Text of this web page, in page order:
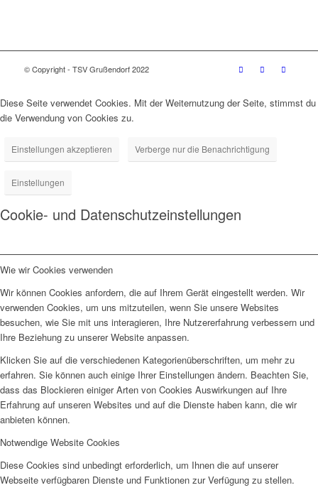
© Copyright - TSV Grußendorf 2022
Diese Seite verwendet Cookies. Mit der Weiternutzung der Seite, stimmst du
die Verwendung von Cookies zu.
Einstellungen akzeptieren Verberge nur die Benachrichtigung
Einstellungen
Cookie- und Datenschutzeinstellungen
Wie wir Cookies verwenden
Wir können Cookies anfordern, die auf Ihrem Gerät eingestellt werden. Wir
verwenden Cookies, um uns mitzuteilen, wenn Sie unsere Websites
besuchen, wie Sie mit uns interagieren, Ihre Nutzererfahrung verbessern und
Ihre Beziehung zu unserer Website anpassen.
Klicken Sie auf die verschiedenen Kategorienüberschriften, um mehr zu
erfahren. Sie können auch einige Ihrer Einstellungen ändern. Beachten Sie,
dass das Blockieren einiger Arten von Cookies Auswirkungen auf Ihre
Erfahrung auf unseren Websites und auf die Dienste haben kann, die wir
anbieten können.
Notwendige Website Cookies
Diese Cookies sind unbedingt erforderlich, um Ihnen die auf unserer
Webseite verfügbaren Dienste und Funktionen zur Verfügung zu stellen.